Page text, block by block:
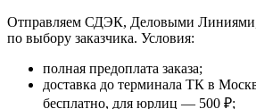
Отправляем СДЭК, Деловыми
по выбору заказчика. Условия:
полная предоплата заказа;
доставка до терминала ТК в
бесплатно, для юрлиц — 500 ₽;